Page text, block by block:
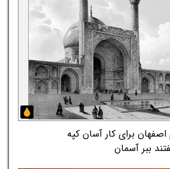
اصفهان برای کار آسان کپه
ببر آسمان